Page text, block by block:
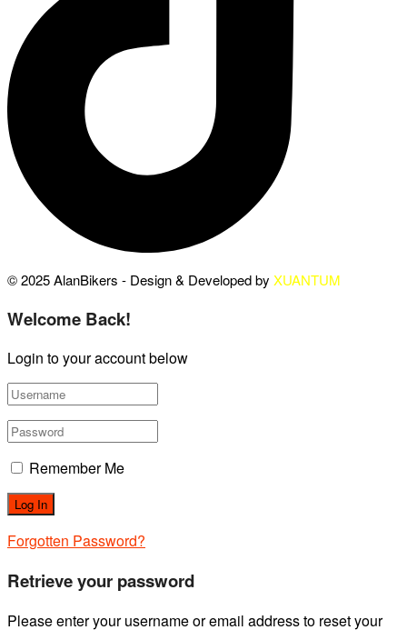
© 2025 AlanBikers - Design & Developed by XUANTUM
Welcome Back!
Login to your account below
Remember Me
Forgotten Password?
Retrieve your password
Please enter your username or email address to reset your